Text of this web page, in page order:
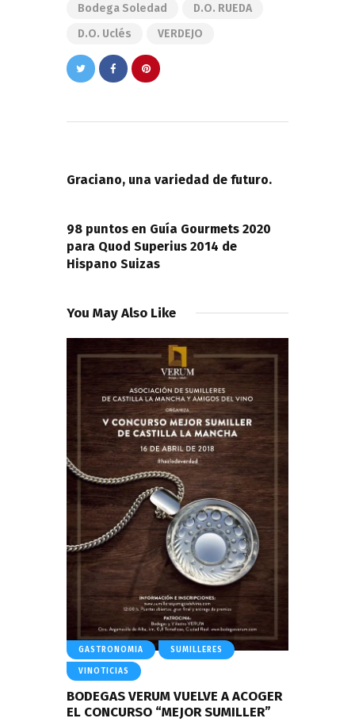
Bodega Soledad
D.O. RUEDA
D.o. Uclés
VERDEJO
entradas
Graciano, una variedad de futuro.
98 puntos en Guía Gourmets 2020
para Quod Superius 2014 de
Hispano Suizas
You May Also Like
GASTRONOMIA SUMILLERES
VINOTICIAS
BODEGAS VERUM VUELVE A ACOGER
EL CONCURSO “MEJOR SUMILLER”